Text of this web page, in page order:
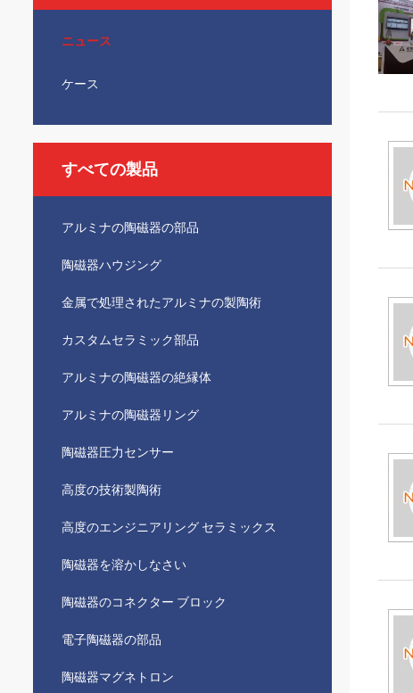
ニュース
ケース
すべての製品
アルミナの陶磁器の部品
陶磁器ハウジング
金属で処理されたアルミナの製陶術
カスタムセラミック部品
アルミナの陶磁器の絶縁体
アルミナの陶磁器リング
陶磁器圧力センサー
高度の技術製陶術
高度のエンジニアリング セラミックス
陶磁器を溶かしなさい
陶磁器のコネクター ブロック
電子陶磁器の部品
陶磁器マグネトロン